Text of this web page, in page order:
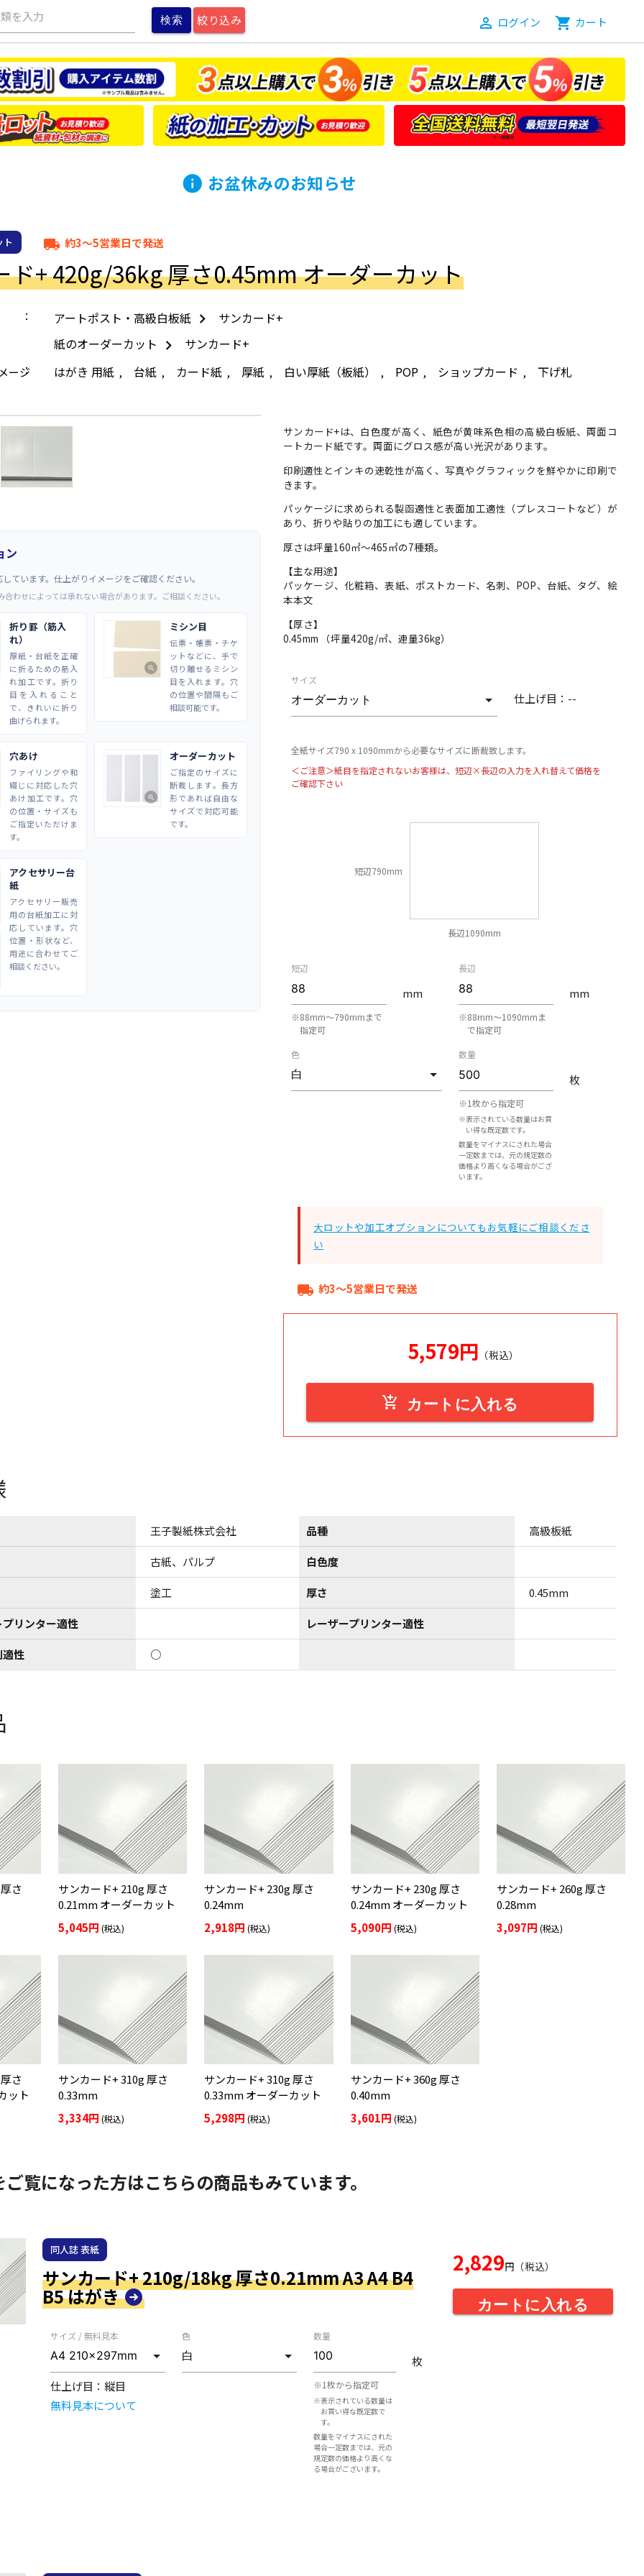
を入力 絞り込み person_outline ログイン shopping_cart カート
info お盆休みのお知らせ
ト local_shipping 約3～5営業日で発送
ド+ 420g/36kg 厚さ0.45mm オーダーカット
アートポスト・高級白板紙
サンカード+
紙のオーダーカット
サンカード+
ージ はがき 用紙, 台紙, カード紙, 厚紙, 白い厚紙（板紙） , POP, ショップカード , 下げ札
→
ン
ています。仕上がりイメージをご確認ください。
わせによっては承れない場合があります。ご相談ください。
折り罫（筋入
れ）
厚紙・台紙を正確
に折るための筋入
れ加工です。折り
目を入れること
で、きれいに折り
曲げられます。
zoom_in
ミシン目
伝票・帳票・チケ
ットなどに、手で
切り離せるミシン
目を入れます。穴
の位置や間隔もご
相談可能です。
穴あけ
ファイリングや和
綴じに対応した穴
あけ加工です。穴
の位置・サイズも
ご指定いただけま
す。
zoom_in
オーダーカット
ご指定のサイズに
断裁します。長方
形であれば自由な
サイズで対応可能
です。
アクセサリー台
紙
アクセサリー販売
用の台紙加工に対
応しています。穴
位置・形状など、
用途に合わせてご
相談ください。
サンカード+は、白色度が高く、紙色が黄味系色相の高級白板紙、両面コ
ートカード紙です。両面にグロス感が高い光沢があります。
印刷適性とインキの速乾性が高く、写真やグラフィックを鮮やかに印刷で
きます。
パッケージに求められる製函適性と表面加工適性（プレスコートなど）が
あり、折りや貼りの加工にも適しています。
厚さは坪量160㎡～465㎡の7種類。
【主な用途】
パッケージ、化粧箱、表紙、ポストカード、名刺、POP、台紙、タグ、絵
本本文
【厚さ】
0.45mm （坪量420g/㎡、連量36kg）
サイズ
仕上げ目： --
全紙サイズ790 x 1090mmから必要なサイズに断裁致します。
＜ご注意＞紙目を指定されないお客様は、短辺×長辺の入力を入れ替えて価格を
ご確認下さい
短辺790mm
長辺1090mm
短辺
※88mm〜790mmまで
指定可
mm
長辺
※88mm〜1090mmま
で指定可
mm
色 数量
※1枚から指定可
※表示されている数量はお買
い得な既定数です。
数量をマイナスにされた場合
一定数までは、元の規定数の
価格より高くなる場合がござ
います。
枚
大ロットや加工オプションについてもお気軽にご相談くださ
い
local_shipping 約3～5営業日で発送
5,579円 （税込）
add_shopping_cart カートに入れる
王子製紙株式会社 品種 高級板紙
古紙、パルプ 白色度
塗工 厚さ 0.45mm
リンター適性 レーザープリンター適性
適性 ○
さ
サンカード+ 210g 厚さ
0.21mm オーダーカット
5,045円(税込)
サンカード+ 230g 厚さ
0.24mm
2,918円(税込)
サンカード+ 230g 厚さ
0.24mm オーダーカット
5,090円 (税込)
サンカード+ 260g 厚さ
0.28mm
3,097円 (税込)
さ
ット
サンカード+ 310g 厚さ
0.33mm
3,334円(税込)
サンカード+ 310g 厚さ
0.33mm オーダーカット
5,298円(税込)
サンカード+ 360g 厚さ
0.40mm
3,601円 (税込)
覧になった方はこちらの商品もみています。
同人誌 表紙
サンカード+ 210g/18kg 厚さ0.21mm A3 A4 B4
B5 はがき
サイズ / 無料見本
仕上げ目： 縦目
無料見本について
色 数量
※1枚から指定可
※表示されている数量は
お買い得な既定数で
す。
数量をマイナスにされた
場合一定数までは、元の
規定数の価格より高くな
る場合がございます。
枚
2,829円（税込）
カートに入れる